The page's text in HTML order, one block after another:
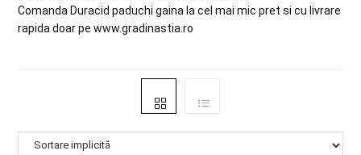
Comanda Duracid paduchi gaina la cel mai mic pret si cu livrare
rapida doar pe www.gradinastia.ro